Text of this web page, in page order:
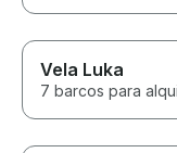
Vela Luka
7 barcos para